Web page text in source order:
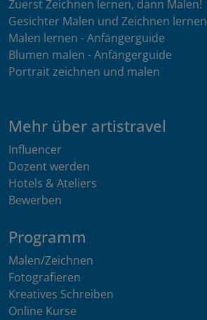
Zuerst Zeichnen lernen, dann Malen!
Gesichter Malen und Zeichnen lernen
Malen lernen - Anfängerguide
Blumen malen - Anfängerguide
Portrait zeichnen und malen
Mehr über artistravel
Influencer
Dozent werden
Hotels & Ateliers
Bewerben
Programm
Malen/Zeichnen
Fotografieren
Kreatives Schreiben
Online Kurse